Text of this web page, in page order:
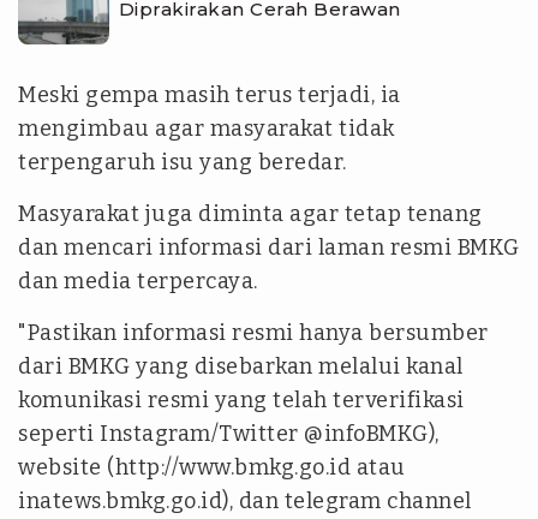
Diprakirakan Cerah Berawan
Meski gempa masih terus terjadi, ia
mengimbau agar masyarakat tidak
terpengaruh isu yang beredar.
Masyarakat juga diminta agar tetap tenang
dan mencari informasi dari laman resmi BMKG
dan media terpercaya.
"Pastikan informasi resmi hanya bersumber
dari BMKG yang disebarkan melalui kanal
komunikasi resmi yang telah terverifikasi
seperti Instagram/Twitter @infoBMKG),
website (http://www.bmkg.go.id atau
inatews.bmkg.go.id), dan telegram channel